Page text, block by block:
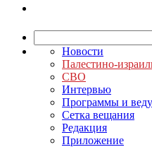
Новости
Палестино-
СВО
Интервью
Программы и
Сетка вещания
Редакция
Приложение